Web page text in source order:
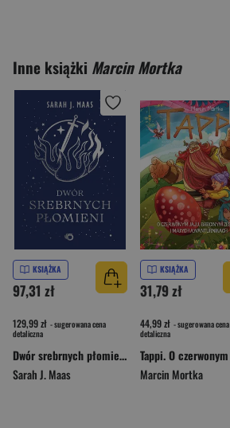
Inne książki Marcin Mortka
KSIĄŻKA
97,31 zł
129,99 zł - sugerowana cena
detaliczna
Dwór srebrnych płomieni. Dwór cierni i róż. Tom 5 wyd. 2026
Sarah J. Maas
KSIĄŻKA
31,79 zł
44,99 zł - sugerowana cena
detaliczna
Marcin Mortka